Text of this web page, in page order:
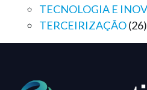
TECNOLOGIA E
TERCEIRIZAÇÃO(26)